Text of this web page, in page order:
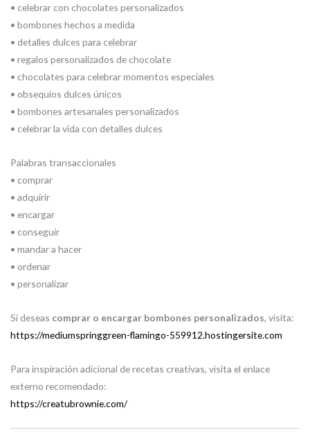
• celebrar con chocolates personalizados
• bombones hechos a medida
• detalles dulces para celebrar
• regalos personalizados de chocolate
• chocolates para celebrar momentos especiales
• obsequios dulces únicos
• bombones artesanales personalizados
• celebrar la vida con detalles dulces
Palabras transaccionales
• comprar
• adquirir
• encargar
• conseguir
• mandar a hacer
• ordenar
• personalizar
Si deseas comprar o encargar bombones personalizados, visita:
https://mediumspringgreen-flamingo-559912.hostingersite.com
Para inspiración adicional de recetas creativas, visita el enlace
externo recomendado:
https://creatubrownie.com/